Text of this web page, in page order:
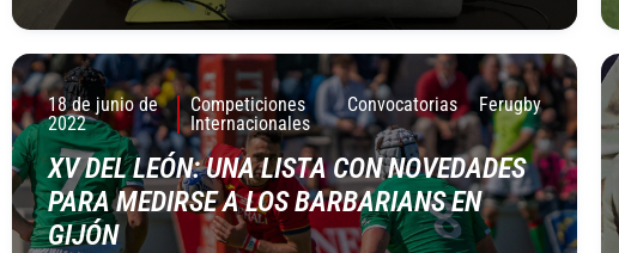
18 de junio de
2022
Competiciones
Internacionales
Convocatorias Ferugby
XV DEL LEÓN: UNA LISTA CON NOVEDADES
PARA MEDIRSE A LOS BARBARIANS EN
GIJÓN